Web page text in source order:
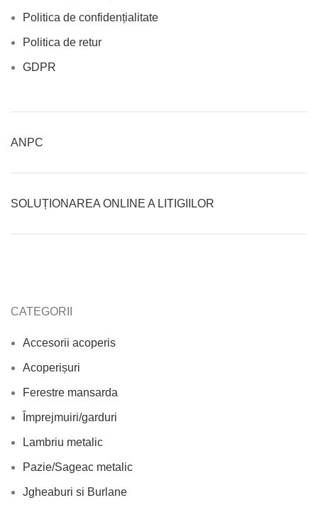
Politica de confidențialitate
Politica de retur
GDPR
ANPC
SOLUȚIONAREA ONLINE A LITIGIILOR
CATEGORII
Accesorii acoperis
Acoperișuri
Ferestre mansarda
Împrejmuiri/garduri
Lambriu metalic
Pazie/Sageac metalic
Jgheaburi si Burlane